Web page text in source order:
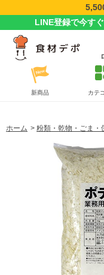
LINE登録で今す
新商品 カテ
ホーム > 粉類・乾物・ごま・